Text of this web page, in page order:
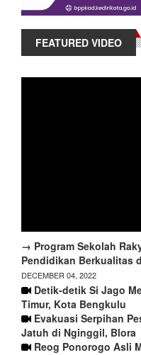
FEATURED VIDEO
→ Program Sekolah
Pendidikan Berkualitas
DECEMBER 04, 2022
Detik-detik Si Jago
Timur, Kota Bengkulu
Evakuasi Serpihan
Jatuh di Nginggil, Blora
Reog Ponorogo Asli